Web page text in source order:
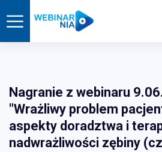
Nagranie z webinaru
"Wrażliwy problem
aspekty doradztwa i
nadwrażliwości zębiny